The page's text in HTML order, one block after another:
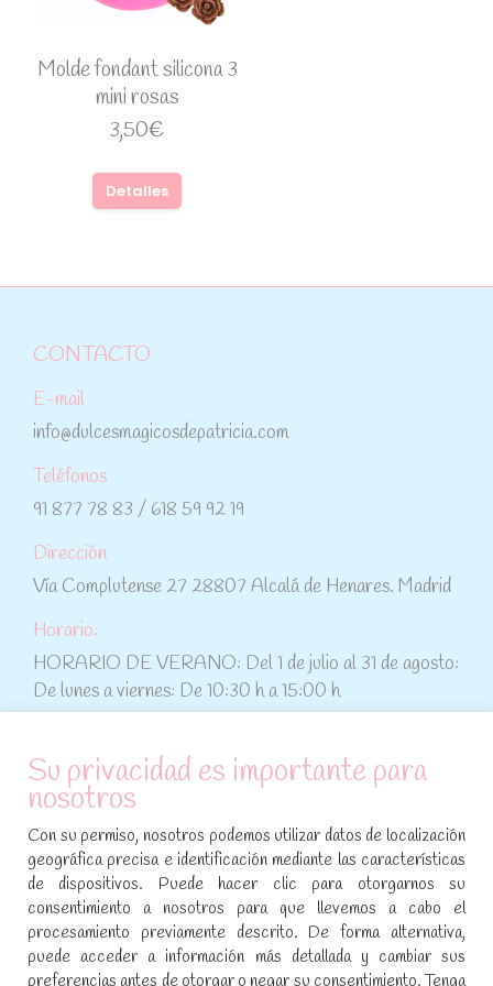
Molde fondant silicona 3
mini rosas
3,50€
Detalles
CONTACTO
E-mail
info@dulcesmagicosdepatricia.com
Teléfonos
91 877 78 83 / 618 59 92 19
Dirección
Vía Complutense 27 28807 Alcalá de Henares. Madrid
Horario:
HORARIO DE VERANO: Del 1 de julio al 31 de agosto:
De lunes a viernes: De 10:30 h a 15:00 h
ATENCIÓN AL CLIENTE
Condiciones de compra
Aviso legal y política de privacidad
Política de cookies
SÍGUENOS EN REDES SOCIALES
Su privacidad es importante para
nosotros
Con su permiso, nosotros podemos utilizar datos de localización
geográfica precisa e identificación mediante las características
de dispositivos. Puede hacer clic para otorgarnos su
consentimiento a nosotros para que llevemos a cabo el
procesamiento previamente descrito. De forma alternativa,
puede acceder a información más detallada y cambiar sus
preferencias antes de otorgar o negar su consentimiento. Tenga